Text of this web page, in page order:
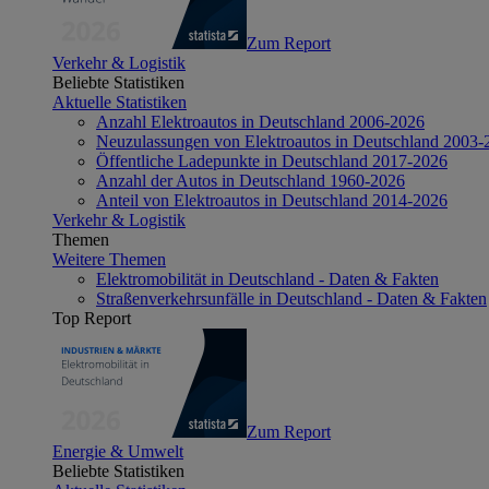
Zum Report
Verkehr & Logistik
Beliebte Statistiken
Aktuelle Statistiken
Anzahl Elektroautos in Deutschland 2006-2026
Neuzulassungen von Elektroautos in Deutschland 2003-
Öffentliche Ladepunkte in Deutschland 2017-2026
Anzahl der Autos in Deutschland 1960-2026
Anteil von Elektroautos in Deutschland 2014-2026
Verkehr & Logistik
Themen
Weitere Themen
Elektromobilität in Deutschland - Daten & Fakten
Straßenverkehrsunfälle in Deutschland - Daten & Fakten
Top Report
Zum Report
Energie & Umwelt
Beliebte Statistiken